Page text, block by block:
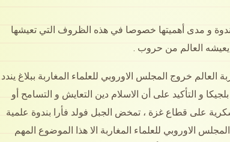
و مدى أهميتها خصوصا في هذه الظروف التي تعيشها
يعيشه العالم من حروب .
خروج المجلس الاوروبي للعلماء المغاربة ببلاغ يندد
و التأكيد على أن الاسلام دين التعايش و التسامح أو
على قطاع غزة ، تمخض الجبل فولد فأرا بندوة علمية
الاوروبي للعلماء المغاربة الا هذا الموضوع المهم